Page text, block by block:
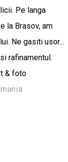
Pe langa
la Brasov, am
Ne gasiti usor...
rafinamentul.
& foto